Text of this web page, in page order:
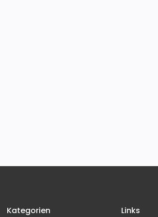
Kategorien Links